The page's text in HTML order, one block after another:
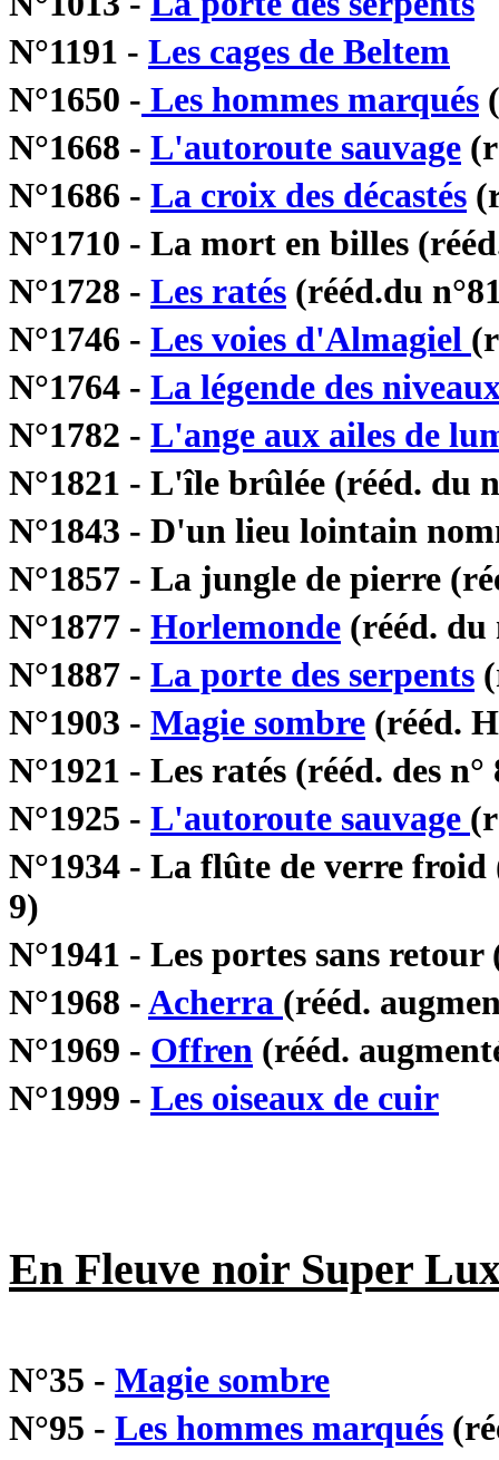
N°1191 - Les cages de Beltem
N°1650 - Les hommes marqués
N°1668 - L'autoroute sauvage
N°1686 - La croix des décastés
N°1710 - La mort en billes
N°1728 - Les ratés (rééd.du
N°1746 - Les voies d'Almagiel
N°1764 - La légende des
N°1782 - L'ange aux ailes de
N°1821 - L'île brûlée (rééd. du
N°1843 - D'un lieu lointain
N°1857 - La jungle de pierre
N°1877 - Horlemonde (rééd. du
N°1887 - La porte des serpents
N°1903 - Magie sombre (rééd.
N°1921 - Les ratés (rééd. des n°
N°1925 - L'autoroute sauvage
N°1934 - La flûte de verre
9)
N°1941 - Les portes sans
N°1968 - Acherra (rééd.
N°1969 - Offren (rééd.
N°1999 - Les oiseaux de cuir
En Fleuve noir Super
N°35 - Magie sombre
N°95 - Les hommes marqués